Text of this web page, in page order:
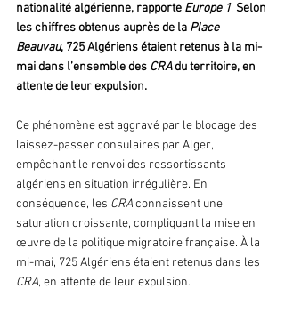
nationalité algérienne, rapporte Europe 1. Selon
les chiffres obtenus auprès de la Place
Beauvau, 725 Algériens étaient retenus à la mi-
mai dans l’ensemble des CRA du territoire, en
attente de leur expulsion.
Ce phénomène est aggravé par le blocage des
laissez-passer consulaires par Alger,
empêchant le renvoi des ressortissants
algériens en situation irrégulière. En
conséquence, les CRA connaissent une
saturation croissante, compliquant la mise en
œuvre de la politique migratoire française. À la
mi-mai, 725 Algériens étaient retenus dans les
CRA, en attente de leur expulsion.